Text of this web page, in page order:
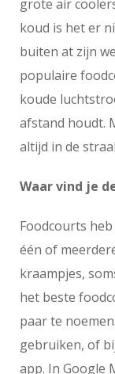
grote air
koud is het er
buiten at zijn
populaire
koude
afstand houdt.
altijd in de
Waar vind je
Foodcourts
één of
kraampjes,
het beste
paar te
gebruiken, of
app. In Google